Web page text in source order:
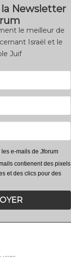
Newsletter
le meilleur de
Israël et le
Juif
e-mails de Jforum
contienent des pixels
et des clics pour des